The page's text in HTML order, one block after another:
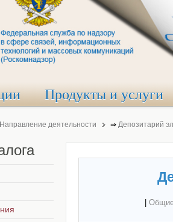
Продукты и услуги
Направление деятельности ⇒ Депозитарий